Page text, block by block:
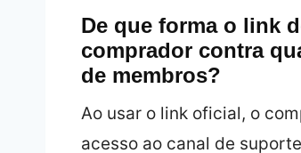
De que forma o link
comprador contra
de membros?
Ao usar o link oficial, o
acesso ao canal de